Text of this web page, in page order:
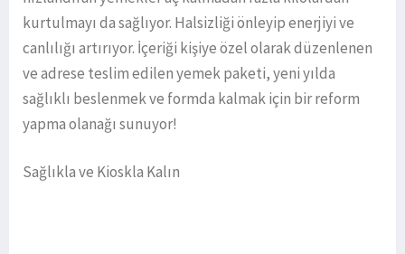
kurtulmayı da sağlıyor. Halsizliği önleyip enerjiyi ve
canlılığı artırıyor. İçeriği kişiye özel olarak düzenlenen
ve adrese teslim edilen yemek paketi, yeni yılda
sağlıklı beslenmek ve formda kalmak için bir reform
yapma olanağı sunuyor!
Sağlıkla ve Kioskla Kalın